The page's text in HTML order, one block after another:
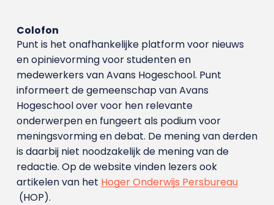
Colofon
Punt is het onafhankelijke platform voor nieuws
en opinievorming voor studenten en
medewerkers van Avans Hoge­school. Punt
informeert de gemeenschap van Avans
Hogeschool over voor hen relevante
onderwerpen en fungeert als podium voor
meningsvorming en debat. De mening van derden
is daarbij niet noodzakelijk de mening van de
redactie. Op de website vinden lezers ook
artikelen van het Hoger Onderwijs Persbureau
(HOP).